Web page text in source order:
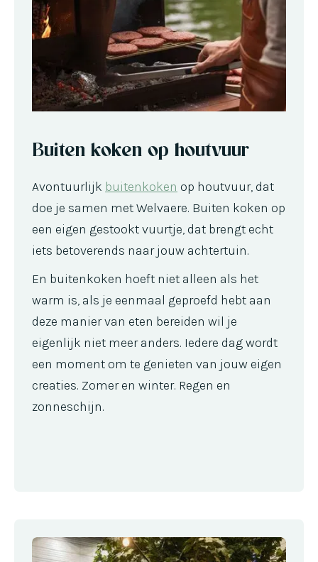
Buiten koken op houtvuur
Avontuurlijk buitenkoken op houtvuur, dat
doe je samen met Welvaere. Buiten koken op
een eigen gestookt vuurtje, dat brengt echt
iets betoverends naar jouw achtertuin.
En buitenkoken hoeft niet alleen als het
warm is, als je eenmaal geproefd hebt aan
deze manier van eten bereiden wil je
eigenlijk niet meer anders. Iedere dag wordt
een moment om te genieten van jouw eigen
creaties. Zomer en winter. Regen en
zonneschijn.